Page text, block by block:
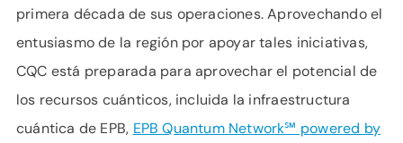
primera década de sus operaciones. Aprovechando el
entusiasmo de la región por apoyar tales iniciativas,
CQC está preparada para aprovechar el potencial de
los recursos cuánticos, incluida la infraestructura
cuántica de EPB, EPB Quantum Network℠ powered by